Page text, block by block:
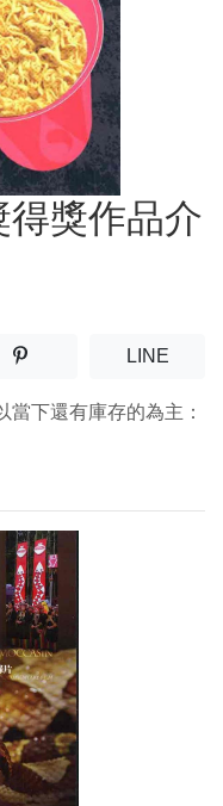
獎作品介
另開新視窗)
分享至噗浪(另開新視窗)
LINE(另開
當下還有庫存的為主：